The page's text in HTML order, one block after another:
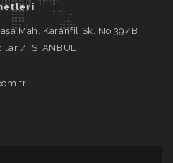
Mah. Karanfil Sk. No:39/B
/ İSTANBUL